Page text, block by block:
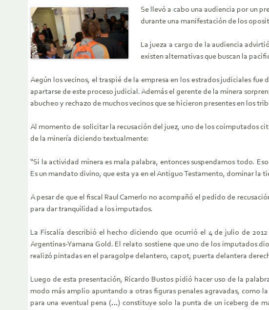
Se llevó a cabo una audiencia por un
durante una manifestación de los
La jueza a cargo de la audiencia
existen alternativas que buscan la
Aegún los vecinos, el traspié de la empresa en los estrados judiciales
apartarse de este proceso judicial. Además el gerente de la minera
abucheo y rechazo de muchos vecinos que se hicieron presentes en los
Al momento de solicitar la recusación del juez, uno de los coimputados
de la minería diciendo textualmente:
“Si la actividad minera es mala palabra, entonces suspendamos todo.
Es un mandato divino, que esta ya en el Antiguo Testamento, dominar la
A pesar de que el fiscal Raul Camerlo no acompañó el pedido de
para dar tranquilidad a los imputados.
La Fiscalía describió el hecho diciendo que ocurrió el 4 de julio de
Argentinas-Yamana Gold. El relato sostiene que uno de los imputados
realizó pintadas en el paragolpe delantero, capot, puerta delantera
Luego de esta presentación, Ricardo Bustos pidió hacer uso de la
modo más amplio apuntando a otras figuras penales agravadas, como
para una eventual pena (…) constituye solo la punta de un iceberg de